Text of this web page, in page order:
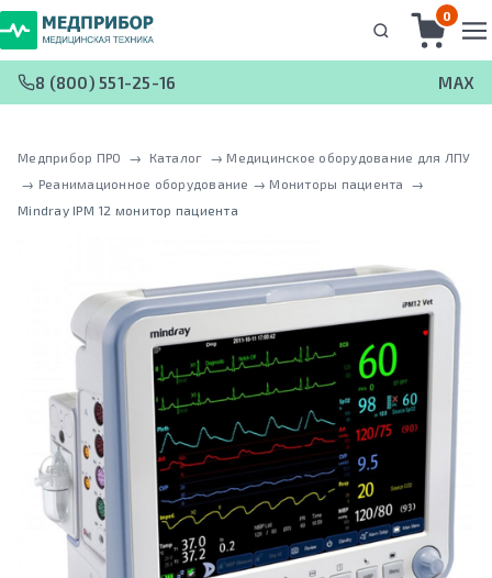
0
8 (800) 551-25-16 MAX
Медприбор ПРО → Каталог → Медицинское оборудование для ЛПУ
→ Реанимационное оборудование → Мониторы пациента
→
Mindray IPM 12 монитор пациента